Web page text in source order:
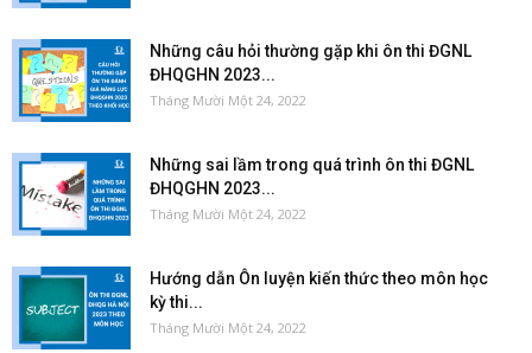
Những câu hỏi thường gặp khi ôn thi ĐGNL
ĐHQGHN 2023...
Tháng Mười Một 24, 2022
Những sai lầm trong quá trình ôn thi ĐGNL
ĐHQGHN 2023...
Tháng Mười Một 24, 2022
Hướng dẫn Ôn luyện kiến thức theo môn học
kỳ thi...
Tháng Mười Một 24, 2022